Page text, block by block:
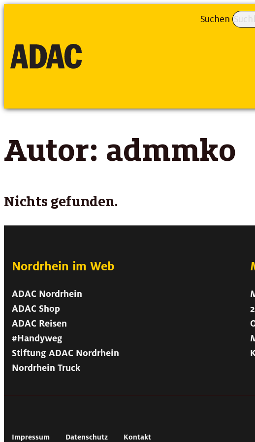
Suchen
Autor: admmko
Nichts gefunden.
Nordrhein im Web
ADAC Nordrhein
ADAC Shop
ADAC Reisen
#Handyweg
Stiftung ADAC Nordrhein
Nordrhein Truck
Impressum Datenschutz Kontakt